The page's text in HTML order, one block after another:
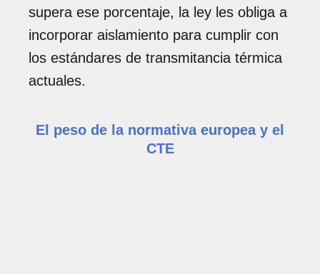
supera ese porcentaje, la ley les obliga a
incorporar aislamiento para cumplir con
los estándares de transmitancia térmica
actuales.
El peso de la normativa europea y el
CTE